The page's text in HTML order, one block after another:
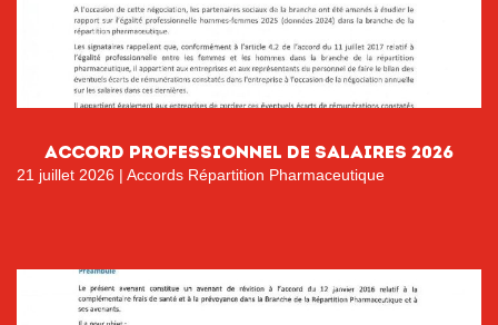
ACCORD PROFESSIONNEL DE SALAIRES 2026
21 juillet 2026 | Accords Répartition Pharmaceutique